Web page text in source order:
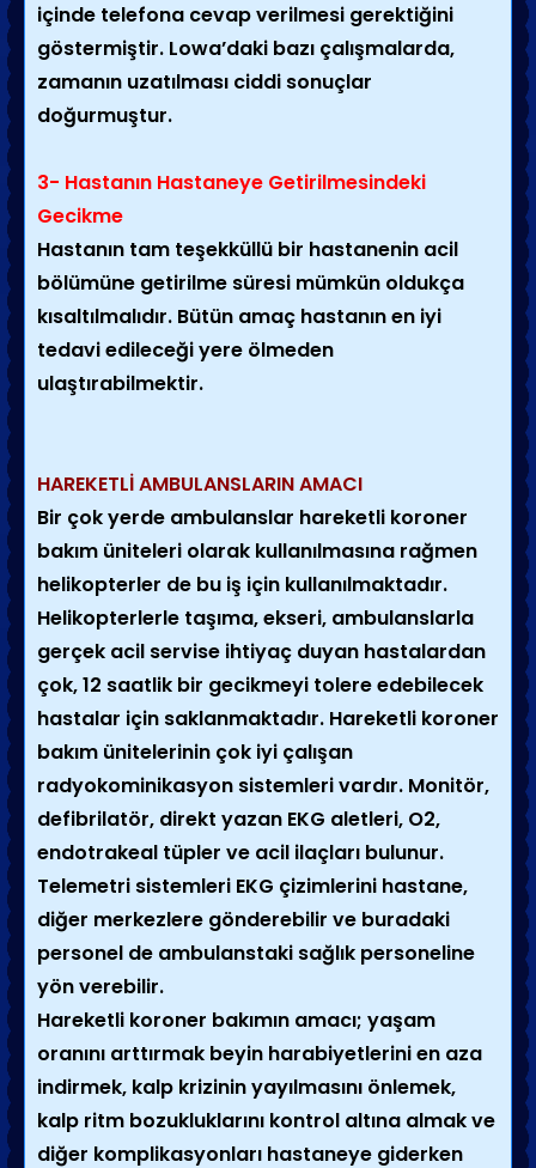
içinde telefona cevap verilmesi gerektiğini
göstermiştir. Lowa’daki bazı çalışmalarda,
zamanın uzatılması ciddi sonuçlar
doğurmuştur.
3- Hastanın Hastaneye Getirilmesindeki
Gecikme
Hastanın tam teşekküllü bir hastanenin acil
bölümüne getirilme süresi mümkün oldukça
kısaltılmalıdır. Bütün amaç hastanın en iyi
tedavi edileceği yere ölmeden
ulaştırabilmektir.
HAREKETLİ AMBULANSLARIN AMACI
Bir çok yerde ambulanslar hareketli koroner
bakım üniteleri olarak kullanılmasına rağmen
helikopterler de bu iş için kullanılmaktadır.
Helikopterlerle taşıma, ekseri, ambulanslarla
gerçek acil servise ihtiyaç duyan hastalardan
çok, 12 saatlik bir gecikmeyi tolere edebilecek
hastalar için saklanmaktadır. Hareketli koroner
bakım ünitelerinin çok iyi çalışan
radyokominikasyon sistemleri vardır. Monitör,
defibrilatör, direkt yazan EKG aletleri, O2,
endotrakeal tüpler ve acil ilaçları bulunur.
Telemetri sistemleri EKG çizimlerini hastane,
diğer merkezlere gönderebilir ve buradaki
personel de ambulanstaki sağlık personeline
yön verebilir.
Hareketli koroner bakımın amacı; yaşam
oranını arttırmak beyin harabiyetlerini en aza
indirmek, kalp krizinin yayılmasını önlemek,
kalp ritm bozukluklarını kontrol altına almak ve
diğer komplikasyonları hastaneye giderken